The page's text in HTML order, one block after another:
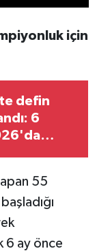
için
defin
6
55
6 ay önce